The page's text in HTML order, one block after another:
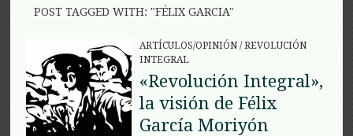
POST TAGGED WITH: "FÉLIX GARCIA"
ARTÍCULOS/OPINIÓN/REVOLUCIÓN
INTEGRAL
«Revolución Integral»,
la visión de Félix
García Moriyón